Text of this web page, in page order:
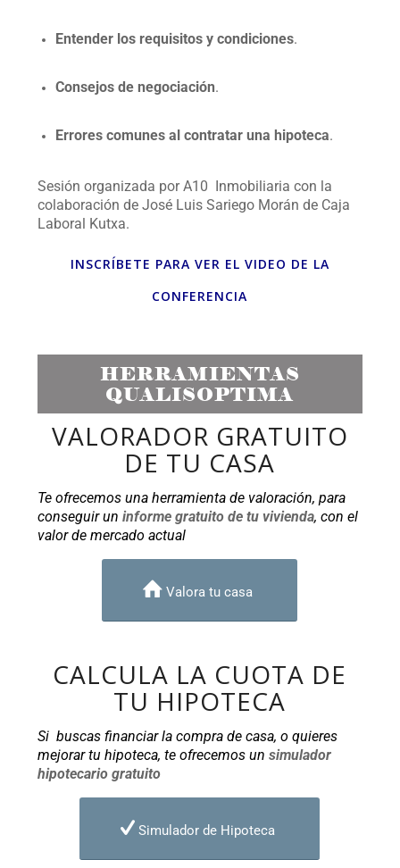
Entender los requisitos y condiciones.
Consejos de negociación.
Errores comunes al contratar una hipoteca.
Sesión organizada por A10 Inmobiliaria con la
colaboración de José Luis Sariego Morán de Caja
Laboral Kutxa.
INSCRÍBETE PARA VER EL VIDEO DE LA
CONFERENCIA
HERRAMIENTAS
QUALISOPTIMA
VALORADOR GRATUITO
DE TU CASA
Te ofrecemos una herramienta de valoración, para
conseguir uninforme gratuito de tu vivienda, con el
valor de mercado actual
Valora tu casa
CALCULA LA CUOTA DE
TU HIPOTECA
Si buscas financiar la compra de casa, o quieres
mejorar tu hipoteca, te ofrecemos unsimulador
hipotecario gratuito
Simulador de Hipoteca